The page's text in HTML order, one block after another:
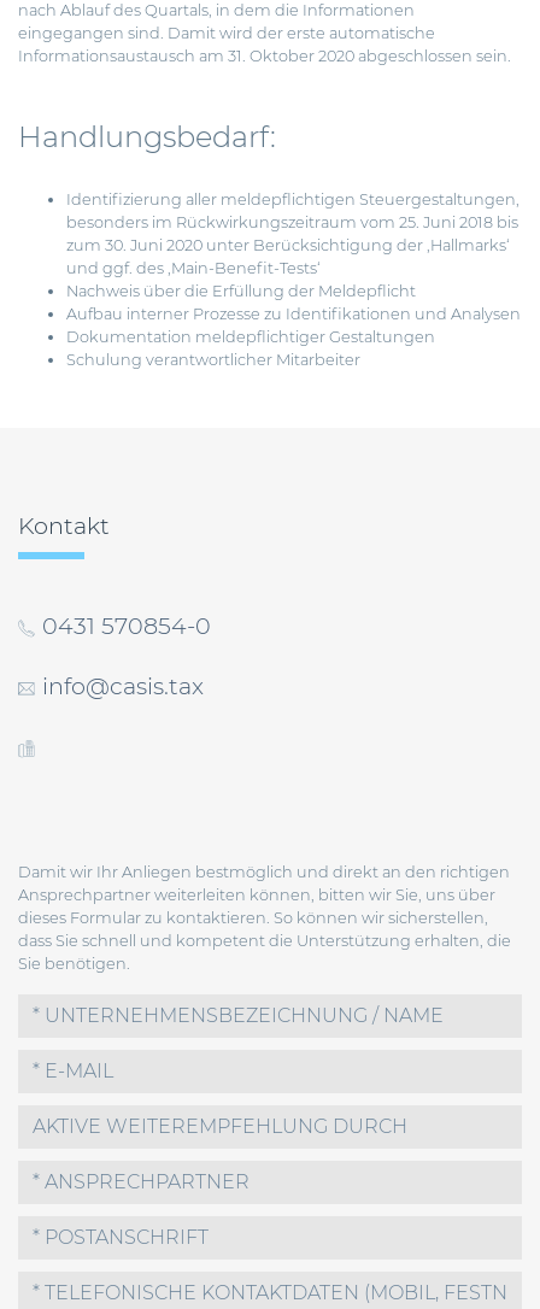
nach Ablauf des Quartals, in dem die Informationen
eingegangen sind. Damit wird der erste automatische
Informationsaustausch am 31. Oktober 2020 abgeschlossen sein.
Handlungsbedarf:
Identifizierung aller meldepflichtigen Steuergestaltungen,
besonders im Rückwirkungszeitraum vom 25. Juni 2018 bis
zum 30. Juni 2020 unter Berücksichtigung der ‚Hallmarks‘
und ggf. des ‚Main-Benefit-Tests‘
Nachweis über die Erfüllung der Meldepflicht
Aufbau interner Prozesse zu Identifikationen und Analysen
Dokumentation meldepflichtiger Gestaltungen
Schulung verantwortlicher Mitarbeiter
Kontakt
0431 570854-0
info@casis.tax
Damit wir Ihr Anliegen bestmöglich und direkt an den richtigen
Ansprechpartner weiterleiten können, bitten wir Sie, uns über
dieses Formular zu kontaktieren. So können wir sicherstellen,
dass Sie schnell und kompetent die Unterstützung erhalten, die
Sie benötigen.